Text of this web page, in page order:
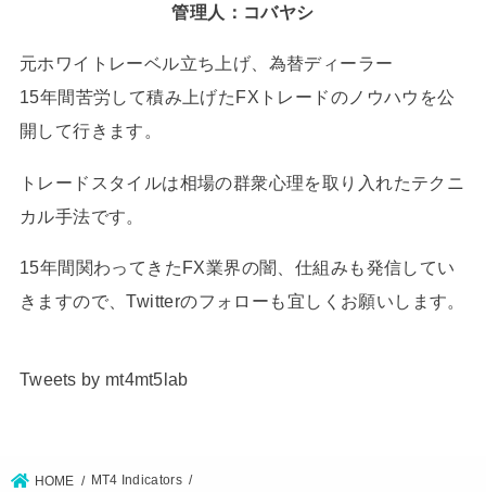
管理人：コバヤシ
元ホワイトレーベル立ち上げ、為替ディーラー
15年間苦労して積み上げたFXトレードのノウハウを公
開して行きます。
トレードスタイルは相場の群衆心理を取り入れたテクニ
カル手法です。
15年間関わってきたFX業界の闇、仕組みも発信してい
きますので、Twitterのフォローも宜しくお願いします。
Tweets by mt4mt5lab
HOME MT4 Indicators